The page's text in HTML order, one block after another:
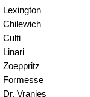
Lexington
Chilewich
Culti
Linari
Zoeppritz
Formesse
Dr. Vranjes